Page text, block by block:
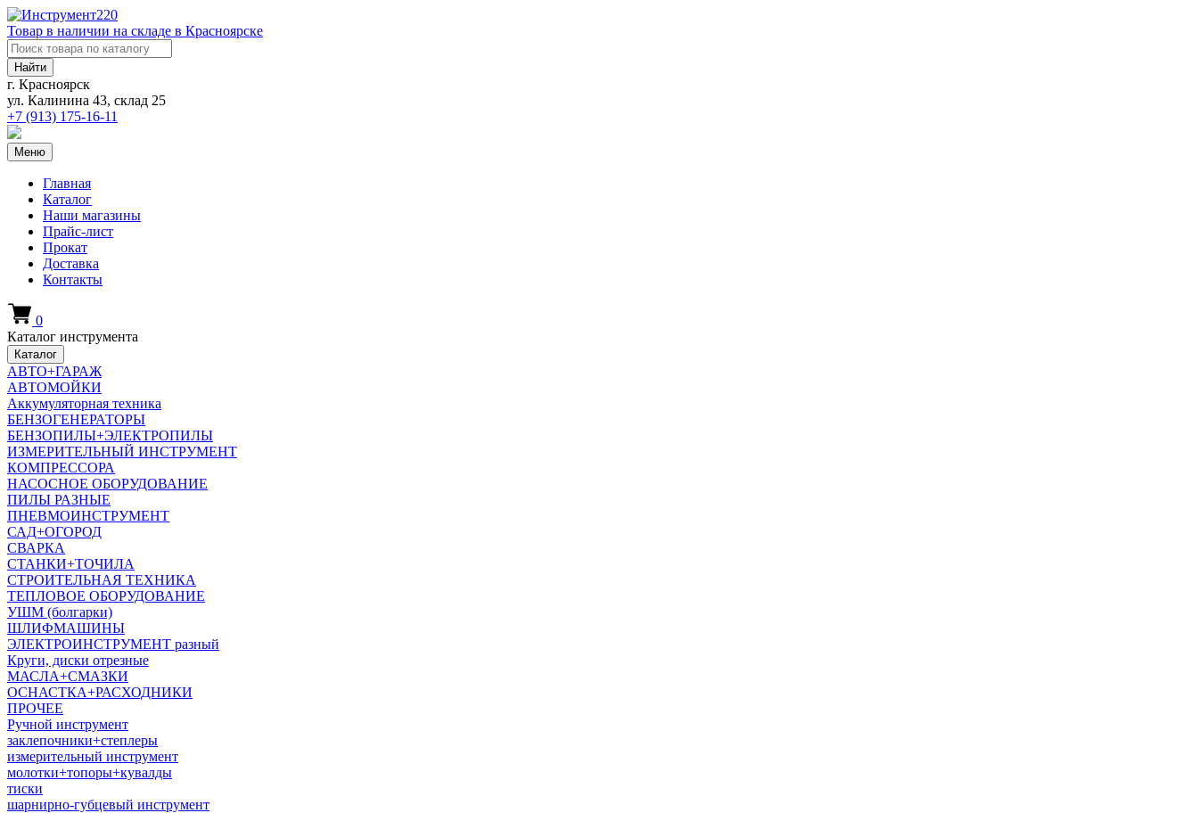
Товар в наличии на складе в Красноярске
Найти
г. Красноярск
ул. Калинина 43, склад 25
+7 (913) 175-16-11
Меню
Главная
Каталог
Наши магазины
Прайс-лист
Прокат
Доставка
Контакты
0
Каталог инструмента
Каталог
АВТО+ГАРАЖ
АВТОМОЙКИ
Аккумуляторная техника
БЕНЗОГЕНЕРАТОРЫ
БЕНЗОПИЛЫ+ЭЛЕКТРОПИЛЫ
ИЗМЕРИТЕЛЬНЫЙ ИНСТРУМЕНТ
КОМПРЕССОРА
НАСОСНОЕ ОБОРУДОВАНИЕ
ПИЛЫ РАЗНЫЕ
ПНЕВМОИНСТРУМЕНТ
САД+ОГОРОД
СВАРКА
СТАНКИ+ТОЧИЛА
СТРОИТЕЛЬНАЯ ТЕХНИКА
ТЕПЛОВОЕ ОБОРУДОВАНИЕ
УШМ (болгарки)
ШЛИФМАШИНЫ
ЭЛЕКТРОИНСТРУМЕНТ разный
Круги, диски отрезные
МАСЛА+СМАЗКИ
ОСНАСТКА+РАСХОДНИКИ
ПРОЧЕЕ
Ручной инструмент
заклепочники+степлеры
измерительный инструмент
молотки+топоры+кувалды
тиски
шарнирно-губцевый инструмент